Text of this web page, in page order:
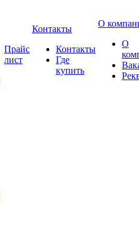
Прайс
лист
Контакты
Контакты
Где
купить
О
О